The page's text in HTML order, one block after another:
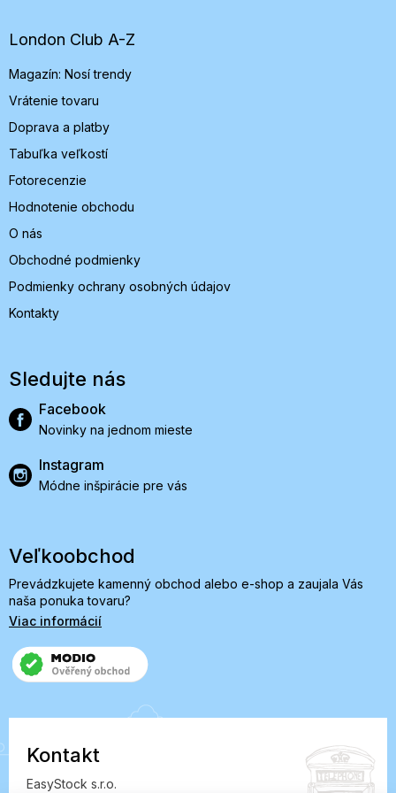
e
London Club A-Z
Magazín: Nosí trendy
Vrátenie tovaru
Doprava a platby
Tabuľka veľkostí
Fotorecenzie
Hodnotenie obchodu
O nás
Obchodné podmienky
Podmienky ochrany osobných údajov
Kontakty
Sledujte nás
Facebook
Novinky na jednom mieste
Instagram
Módne inšpirácie pre vás
Veľkoobchod
Prevádzkujete kamenný obchod alebo e-shop a zaujala Vás
naša ponuka tovaru?
Viac informácií
Kontakt
EasyStock s.r.o.